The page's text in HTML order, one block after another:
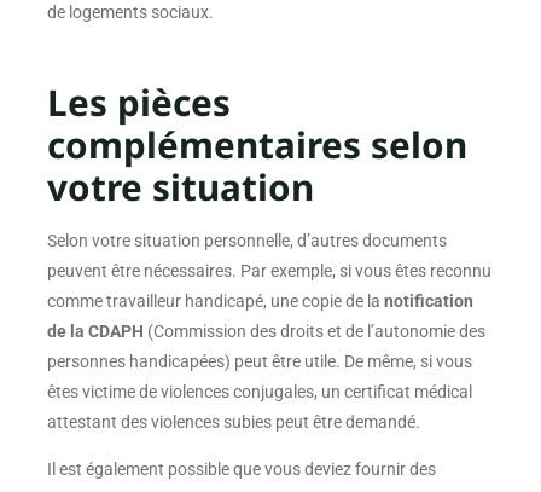
de logements sociaux.
Les pièces
complémentaires selon
votre situation
Selon votre situation personnelle, d’autres documents
peuvent être nécessaires. Par exemple, si vous êtes reconnu
comme travailleur handicapé, une copie de la notification
de la CDAPH (Commission des droits et de l’autonomie des
personnes handicapées) peut être utile. De même, si vous
êtes victime de violences conjugales, un certificat médical
attestant des violences subies peut être demandé.
Il est également possible que vous deviez fournir des